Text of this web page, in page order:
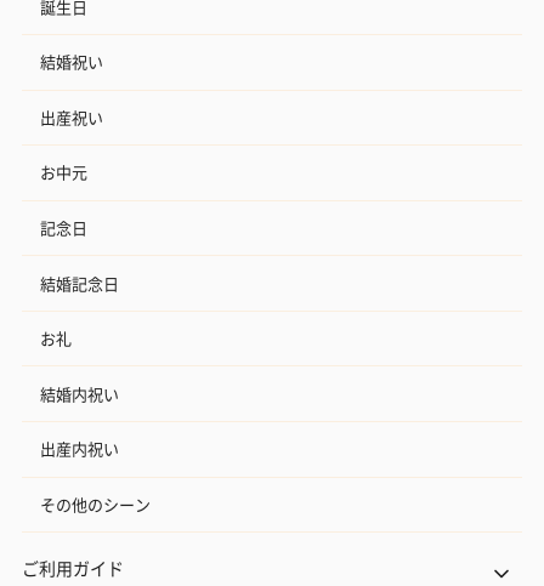
誕生日
結婚祝い
出産祝い
お中元
記念日
結婚記念日
お礼
結婚内祝い
出産内祝い
その他のシーン
ご利用ガイド